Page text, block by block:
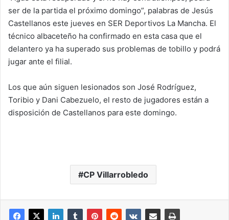
ser de la partida el próximo domingo”, palabras de Jesús
Castellanos este jueves en SER Deportivos La Mancha. El
técnico albaceteño ha confirmado en esta casa que el
delantero ya ha superado sus problemas de tobillo y podrá
jugar ante el filial.
Los que aún siguen lesionados son José Rodríguez,
Toribio y Dani Cabezuelo, el resto de jugadores están a
disposición de Castellanos para este domingo.
CP Villarrobledo